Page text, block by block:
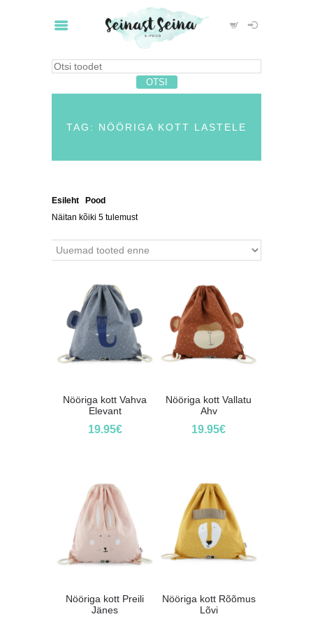
TAG: NÖÖRIGA KOTT LASTELE
Esileht Pood
Näitan kõiki 5 tulemust
Nööriga kott Vahva
Elevant
19.95€
Nööriga kott Vallatu
Ahv
19.95€
Nööriga kott Preili
Jänes
Nööriga kott Rõõmus
Lõvi